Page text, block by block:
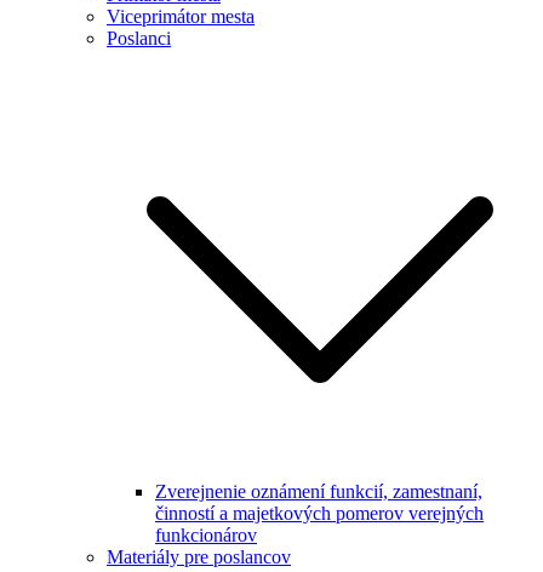
Viceprimátor mesta
Poslanci
Zverejnenie oznámení funkcií, zamestnaní,
činností a majetkových pomerov verejných
funkcionárov
Materiály pre poslancov